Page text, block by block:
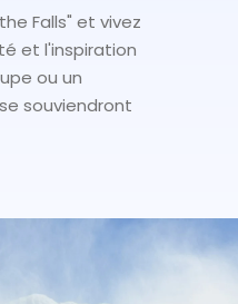
Falls" et vivez
et l'inspiration
ou un
souviendront